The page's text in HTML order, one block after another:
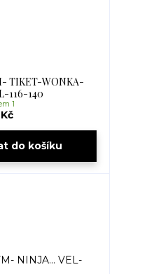
TIKET-WONKA-
116-140
1
do košíku